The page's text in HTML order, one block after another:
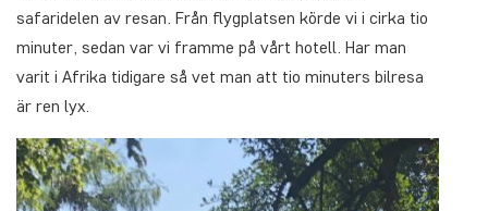
safaridelen av resan. Från flygplatsen körde vi i cirka tio
minuter, sedan var vi framme på vårt hotell. Har man
varit i Afrika tidigare så vet man att tio minuters bilresa
är ren lyx.